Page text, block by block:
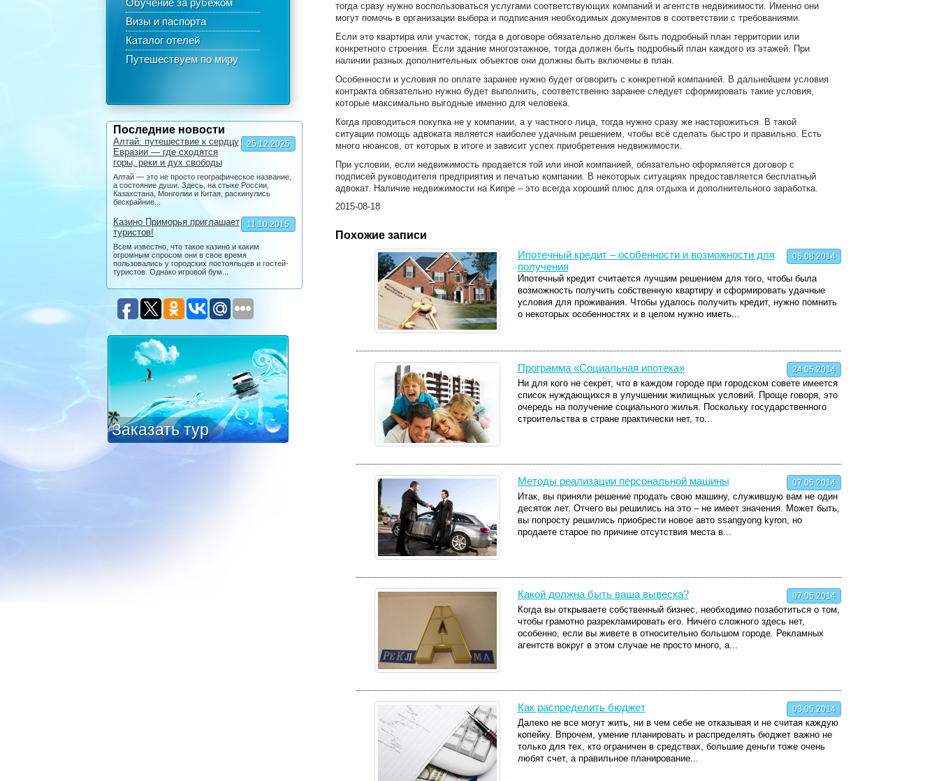
Обучение за рубежом
Визы и паспорта
Каталог отелей
Путешествуем по миру
Последние новости
25.12.2025
Алтай: путешествие к сердцу
Евразии — где сходятся
горы, реки и дух свободы
Алтай — это не просто географическое название,
а состояние души. Здесь, на стыке России,
Казахстана, Монголии и Китая, раскинулись
бескрайние...
11.10.2015
Казино Приморья приглашает
туристов!
Всем известно, что такое казино и каким
огромным спросом они в свое время
пользовались у городских постояльцев и гостей-
туристов. Однако игровой бум...
Заказать тур
тогда сразу нужно воспользоваться услугами соответствующих компаний и агентств недвижимости. Именно они
могут помочь в организации выбора и подписания необходимых документов в соответствии с требованиями.
Если это квартира или участок, тогда в договоре обязательно должен быть подробный план территории или
конкретного строения. Если здание многоэтажное, тогда должен быть подробный план каждого из этажей. При
наличии разных дополнительных объектов они должны быть включены в план.
Особенности и условия по оплате заранее нужно будет оговорить с конкретной компанией. В дальнейшем условия
контракта обязательно нужно будет выполнить, соответственно заранее следует сформировать такие условия,
которые максимально выгодные именно для человека.
Когда проводиться покупка не у компании, а у частного лица, тогда нужно сразу же насторожиться. В такой
ситуации помощь адвоката является наиболее удачным решением, чтобы всё сделать быстро и правильно. Есть
много нюансов, от которых в итоге и зависит успех приобретения недвижимости.
При условии, если недвижимость продается той или иной компанией, обязательно оформляется договор с
подписей руководителя предприятия и печатью компании. В некоторых ситуациях предоставляется бесплатный
адвокат. Наличие недвижимости на Кипре – это всегда хороший плюс для отдыха и дополнительного заработка.
2015-08-18
Похожие записи
06.08.2014
Ипотечный кредит – особенности и возможности для
получения
Ипотечный кредит считается лучшим решением для того, чтобы была
возможность получить собственную квартиру и сформировать удачные
условия для проживания. Чтобы удалось получить кредит, нужно помнить
о некоторых особенностях и в целом нужно иметь...
24.05.2014
Программа «Социальная ипотека»
Ни для кого не секрет, что в каждом городе при городском совете имеется
список нуждающихся в улучшении жилищных условий. Проще говоря, это
очередь на получение социального жилья. Поскольку государственного
строительства в стране практически нет, то...
07.05.2014
Методы реализации персональной машины
Итак, вы приняли решение продать свою машину, служившую вам не один
десяток лет. Отчего вы решились на это – не имеет значения. Может быть,
вы попросту решились приобрести новое авто ssangyong kyron, но
продаете старое по причине отсутствия места в...
07.05.2014
Какой должна быть ваша вывеска?
Когда вы открываете собственный бизнес, необходимо позаботиться о том,
чтобы грамотно разрекламировать его. Ничего сложного здесь нет,
особенно, если вы живете в относительно большом городе. Рекламных
агентств вокруг в этом случае не просто много, а...
03.05.2014
Как распределить бюджет
Далеко не все могут жить, ни в чем себе не отказывая и не считая каждую
копейку. Впрочем, умение планировать и распределять бюджет важно не
только для тех, кто ограничен в средствах, большие деньги тоже очень
любят счет, а правильное планирование...